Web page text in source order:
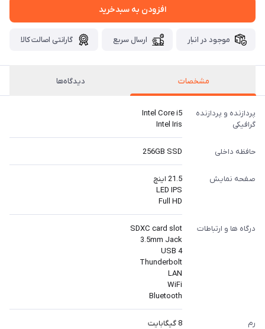
افزودن به سبدخرید
موجود در انبار ارسال سریع گارانتی اصالت کالا
مشخصات دیدگاه‌ها
پردازنده و پردازنده
گرافیکی
Intel Core i5
Intel Iris
حافظه داخلی 256GB SSD
صفحه نمایش
21.5 اینچ
LED IPS
Full HD
درگاه ها و ارتباطات
SDXC card slot
3.5mm Jack
4 USB
Thunderbolt
LAN
WiFi
Bluetooth
رم 8 گیگابایت